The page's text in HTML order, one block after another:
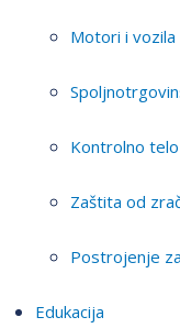
Motori i vozila
Kontrolno telo
Zaštita od
Postrojenje
Edukacija